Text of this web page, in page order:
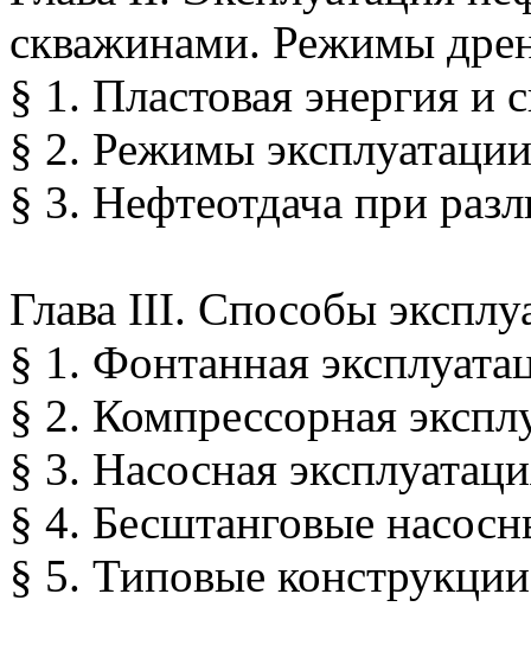
скважинами. Режимы
§ 1. Пластовая энергия
§ 2. Режимы эксплуатации
§ 3. Нефтеотдача при
Глава III. Способы
§ 1. Фонтанная
§ 2. Компрессорная
§ 3. Насосная
§ 4. Бесштанговые
§ 5. Типовые